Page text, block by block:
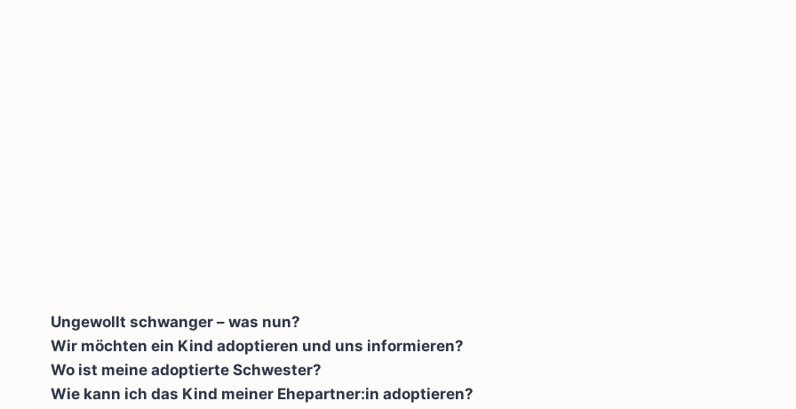
Ungewollt schwanger – was nun?
Wir möchten ein Kind adoptieren und uns informieren?
Wo ist meine adoptierte Schwester?
Wie kann ich das Kind meiner Ehepartner:in adoptieren?